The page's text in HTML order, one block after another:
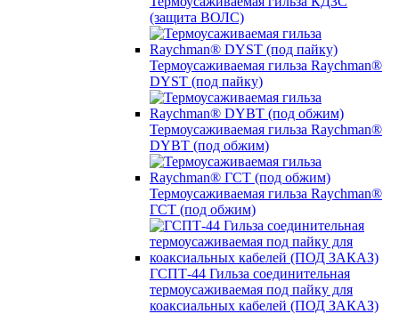
(защита ВОЛС)
Термоусаживаемая гильза Raychman®
DYST (под пайку)
Термоусаживаемая гильза Raychman®
DYBT (под обжим)
Термоусаживаемая гильза Raychman®
ГСТ (под обжим)
ГСПТ-44 Гильза соединительная
термоусаживаемая под пайку для
коаксиальных кабелей (ПОД ЗАКАЗ)